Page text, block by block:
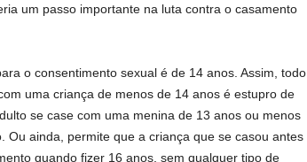
um passo importante na luta contra o casamento
o consentimento sexual é de 14 anos. Assim, todo
uma criança de menos de 14 anos é estupro de
se case com uma menina de 13 anos ou menos
Ou ainda, permite que a criança que se casou antes
quando fizer 16 anos, sem qualquer tipo de